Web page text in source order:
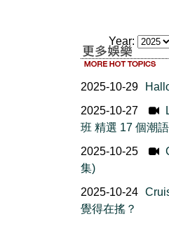
Year:
2025-10-29
2025-10-27
班 精選 17 個潮
2025-10-25
集)
2025-10-24
覺得在搖？